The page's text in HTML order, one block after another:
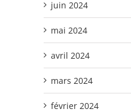
juin 2024
mai 2024
avril 2024
mars 2024
février 2024